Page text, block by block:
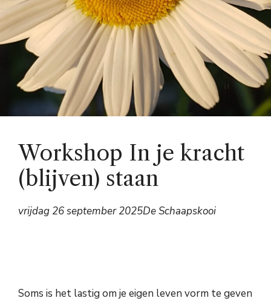
Workshop In je kracht
(blijven) staan
vrijdag 26 september 2025De Schaapskooi
Soms is het lastig om je eigen leven vorm te geven